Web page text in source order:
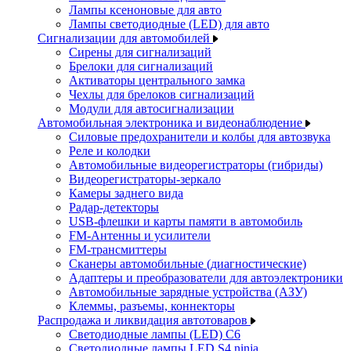
Лампы ксеноновые для авто
Лампы светодиодные (LED) для авто
Сигнализации для автомобилей
Сирены для сигнализаций
Брелоки для сигнализаций
Активаторы центрального замка
Чехлы для брелоков сигнализаций
Модули для автосигнализации
Автомобильная электроника и видеонаблюдение
Силовые предохранители и колбы для автозвука
Реле и колодки
Автомобильные видеорегистраторы (гибриды)
Видеорегистраторы-зеркало
Камеры заднего вида
Радар-детекторы
USB-флешки и карты памяти в автомобиль
FM-Антенны и усилители
FM-трансмиттеры
Сканеры автомобильные (диагностические)
Адаптеры и преобразователи для автоэлектроники
Автомобильные зарядные устройства (АЗУ)
Клеммы, разъемы, коннекторы
Распродажа и ликвидация автотоваров
Светодиодные лампы (LED) C6
Светодиодные лампы LED S4 ninja